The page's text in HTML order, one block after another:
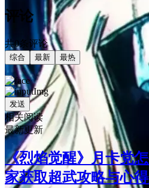
评论
共0条评论
综合 最新 最热
发送
相关阅读
最新更新
《烈焰觉醒》月卡党
家获取超武攻略与心